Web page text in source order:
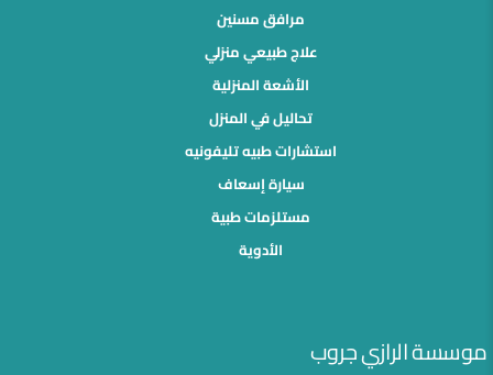
مرافق مسنين
علاج طبيعي منزلي
الأشعة المنزلية
تحاليل في المنزل
استشارات طبيه تليفونيه
سيارة إسعاف
مستلزمات طبية
الأدوية
موسسة الرازي جروب